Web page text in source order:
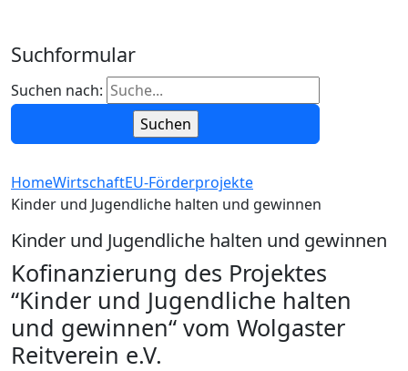
Suchformular
Suchen nach:
Kinder und Jugendliche halten und gewinnen
HomeWirtschaftEU-Förderprojekte
Kinder und Jugendliche halten und gewinnen
Kofinanzierung des Projektes
“Kinder und Jugendliche halten
und gewinnen“ vom Wolgaster
Reitverein e.V.